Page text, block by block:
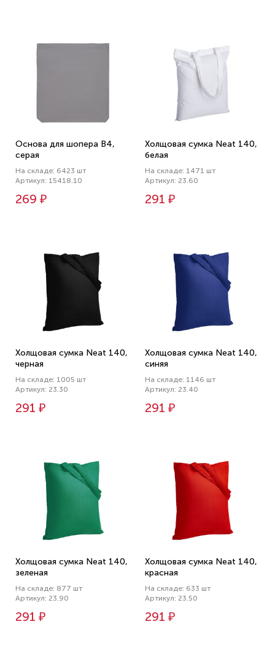
Основа для шопера B4,
серая
На складе: 6423 шт
Артикул: 15418.10
269 ₽
Холщовая сумка Neat 140,
белая
На складе: 1471 шт
Артикул: 23.60
291 ₽
Холщовая сумка Neat 140,
черная
На складе: 1005 шт
Артикул: 23.30
291 ₽
Холщовая сумка Neat 140,
синяя
На складе: 1146 шт
Артикул: 23.40
291 ₽
Холщовая сумка Neat 140,
зеленая
На складе: 877 шт
Артикул: 23.90
291 ₽
Холщовая сумка Neat 140,
красная
На складе: 633 шт
Артикул: 23.50
291 ₽